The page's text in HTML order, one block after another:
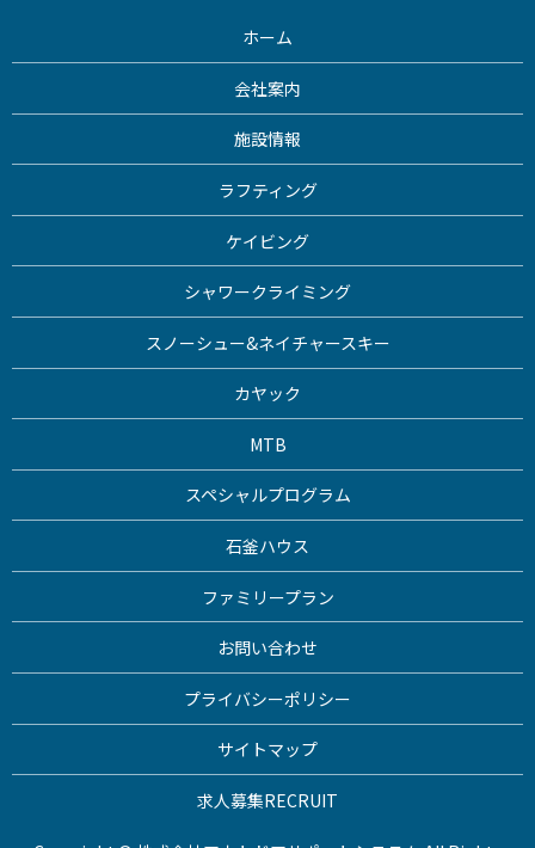
ホーム
会社案内
施設情報
ラフティング
ケイビング
シャワークライミング
スノーシュー&ネイチャースキー
カヤック
MTB
スペシャルプログラム
石釜ハウス
ファミリープラン
お問い合わせ
プライバシーポリシー
サイトマップ
求人募集RECRUIT